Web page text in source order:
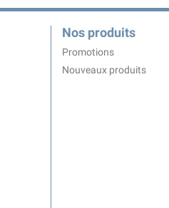
Nos produits
Promotions
Nouveaux produits